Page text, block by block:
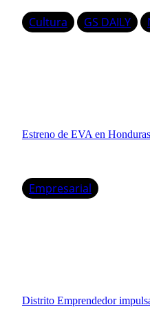
Cultura GS DAILY
Estreno de EVA en
Empresarial
Distrito Emprendedor